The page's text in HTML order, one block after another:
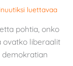
luettavaa
pohtia, onko
ovatko liberaalit